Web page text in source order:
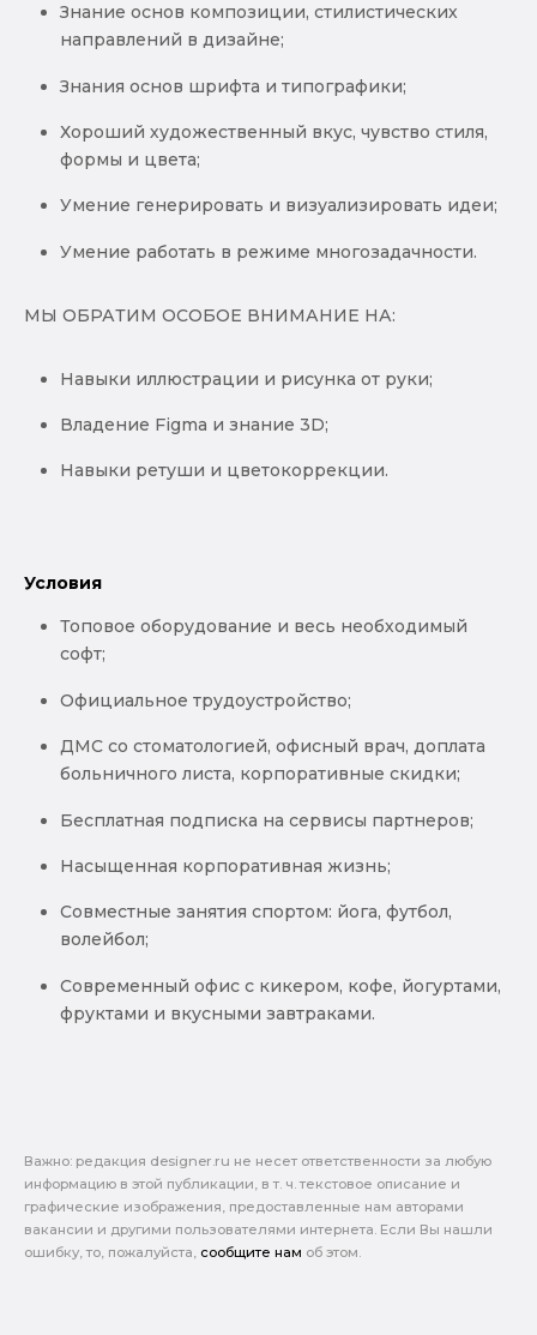
Знание основ композиции, стилистических
направлений в дизайне;
Знания основ шрифта и типографики;
Хороший художественный вкус, чувство стиля,
формы и цвета;
Умение генерировать и визуализировать идеи;
Умение работать в режиме многозадачности.
МЫ ОБРАТИМ ОСОБОЕ ВНИМАНИЕ НА:
Навыки иллюстрации и рисунка от руки;
Владение Figma и знание 3D;
Навыки ретуши и цветокоррекции.
Условия
Топовое оборудование и весь необходимый
софт;
Официальное трудоустройство;
ДМС со стоматологией, офисный врач, доплата
больничного листа, корпоративные скидки;
Бесплатная подписка на сервисы партнеров;
Насыщенная корпоративная жизнь;
Совместные занятия спортом: йога, футбол,
волейбол;
Современный офис с кикером, кофе, йогуртами,
фруктами и вкусными завтраками.
Важно: pедакция designer.ru не несет ответственности за любую
информацию в этой публикации, в т. ч. текстовое описание и
графические изображения, предоставленные нам авторами
вакансии и другими пользователями интернета. Если Вы нашли
ошибку, то, пожалуйста, сообщите нам об этом.